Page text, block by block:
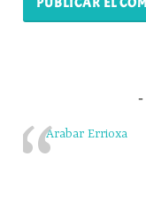
Arabar Errioxa